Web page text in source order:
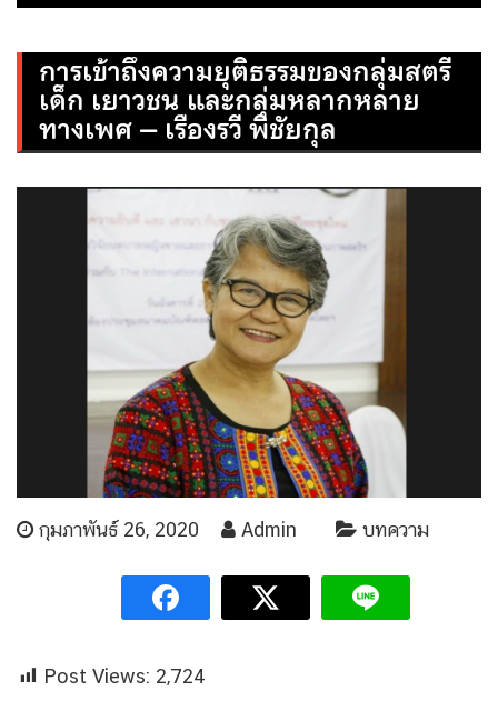
การเข้าถึงความยุติธรรมของกลุ่มสตรี
เด็ก เยาวชน และกลุ่มหลากหลาย
ทางเพศ – เรืองรวี พิชัยกุล
กุมภาพันธ์ 26, 2020 Admin บทความ
Post Views: 2,724